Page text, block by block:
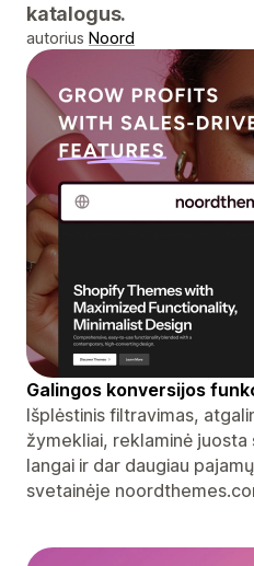
katalogus.
autorius Noord
Galingos konversijos
Išplėstinis filtravimas,
žymekliai, reklaminė
langai ir dar daugiau
svetainėje